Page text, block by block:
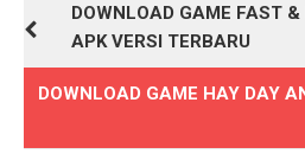
DOWNLOAD GAME FAST &
APK VERSI TERBARU
DOWNLOAD GAME HAY DAY